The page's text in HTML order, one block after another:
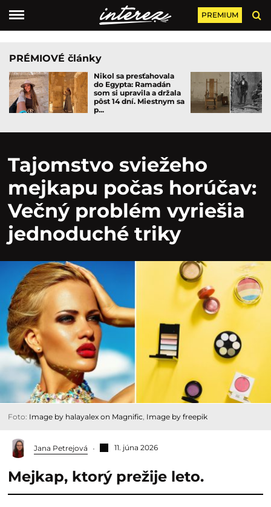
PREMIUM
PRÉMIOVÉ články
Nikol sa presťahovala
do Egypta: Ramadán
som si upravila a držala
pôst 14 dní. Miestnym sa
p...
Tajomstvo sviežeho
mejkapu počas horúčav:
Večný problém vyriešia
jednoduché triky
Foto: Image by halayalex on Magnific Image by freepik
Jana Petrejová 11. júna 2026
Mejkap, ktorý prežije leto.